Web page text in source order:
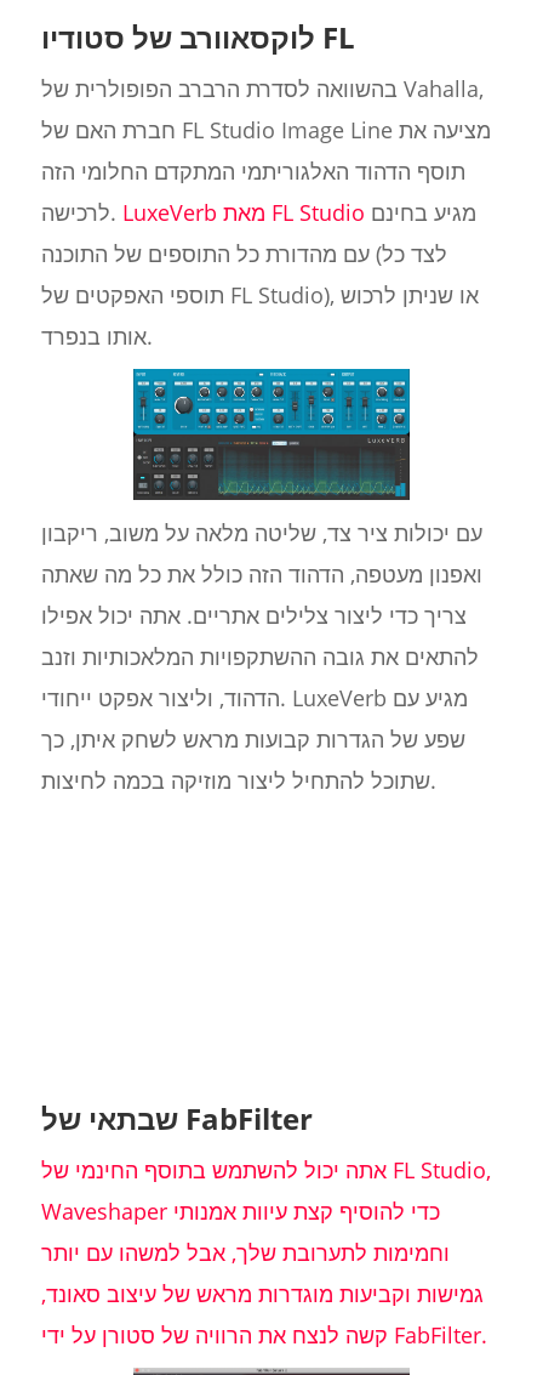
לוקסאוורב של סטודיו FL
בהשוואה לסדרת הרברב הפופולרית של Vahalla,
חברת האם של FL Studio Image Line מציעה את
תוסף הדהוד האלגוריתמי המתקדם החלומי הזה
לרכישה.
LuxeVerb מאת FL Studio
עם מהדורת כל התוספים של התוכנה (לצד כל
תוספי האפקטים של FL Studio), או שניתן לרכוש
אותו בנפרד.
עם יכולות ציר צד, שליטה מלאה על משוב, ריקבון
ואפנון מעטפה, הדהוד הזה כולל את כל מה שאתה
צריך כדי ליצור צלילים אתריים. אתה יכול אפילו
להתאים את גובה ההשתקפויות המלאכותיות וזנב
הדהוד, וליצור אפקט ייחודי. LuxeVerb מגיע עם
שפע של הגדרות קבועות מראש לשחק איתן, כך
שתוכל להתחיל ליצור מוזיקה בכמה לחיצות.
שבתאי של FabFilter
אתה יכול להשתמש בתוסף החינמי של FL Studio,
Waveshaper כדי להוסיף קצת עיוות אמנותי
וחמימות לתערובת שלך, אבל למשהו עם יותר
גמישות וקביעות מוגדרות מראש של עיצוב סאונד,
קשה לנצח את הרוויה של סטורן על ידי FabFilter.